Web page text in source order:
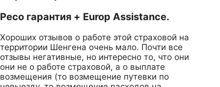
Ресо гарантия + Europ Assistance.
Хороших отзывов о работе этой страховой на
территории Шенгена очень мало. Почти все
отзывы негативные, но интересно то, что они
они не о работе страховой, а о выплате
возмещения (то возмещение путевки по